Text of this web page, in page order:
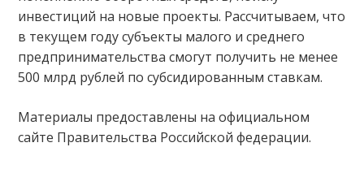
инвестиций на новые проекты. Рассчитываем, что
в текущем году субъекты малого и среднего
предпринимательства смогут получить не менее
500 млрд рублей по субсидированным ставкам.
Материалы предоставлены на официальном
сайте Правительства Российской федерации.